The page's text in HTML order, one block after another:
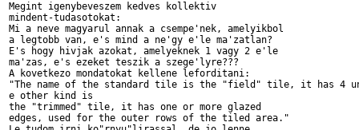
Megint igenybeveszem kedves kollektiv
mindent-tudasotokat:
Mi a neve magyarul annak a csempe'nek, amelyikbol
a legtobb van, e's mind a ne'gy e'le ma'zatlan?
E's hogy hivjak azokat, amelyeknek 1 vagy 2 e'le
ma'zas, e's ezeket teszik a szege'lyre???
A kovetkezo mondatokat kellene leforditani:
"The name of the standard tile is the "field" tile, it has 4
e other kind is
the "trimmed" tile, it has one or more glazed
edges, used for the outer rows of the tiled area."